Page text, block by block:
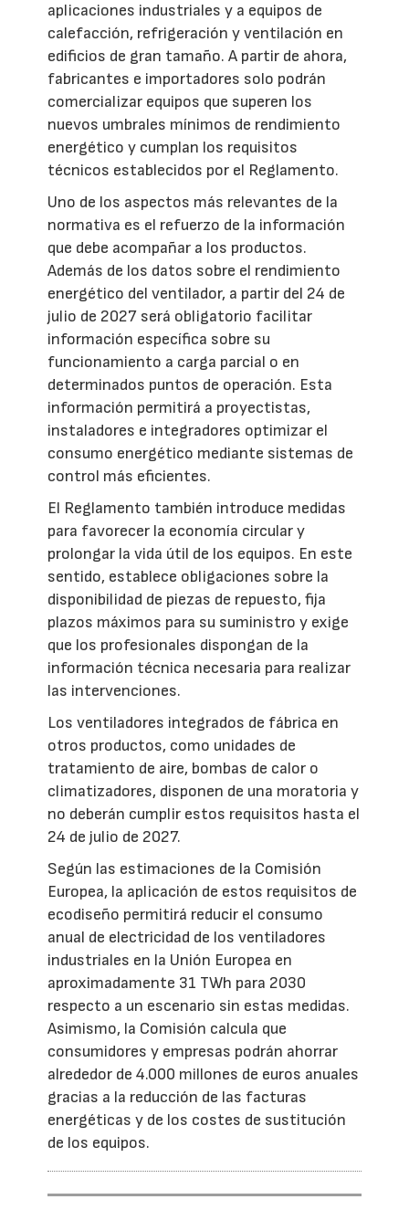
aplicaciones industriales y a equipos de
calefacción, refrigeración y ventilación en
edificios de gran tamaño. A partir de ahora,
fabricantes e importadores solo podrán
comercializar equipos que superen los
nuevos umbrales mínimos de rendimiento
energético y cumplan los requisitos
técnicos establecidos por el Reglamento.
Uno de los aspectos más relevantes de la
normativa es el refuerzo de la información
que debe acompañar a los productos.
Además de los datos sobre el rendimiento
energético del ventilador, a partir del 24 de
julio de 2027 será obligatorio facilitar
información específica sobre su
funcionamiento a carga parcial o en
determinados puntos de operación. Esta
información permitirá a proyectistas,
instaladores e integradores optimizar el
consumo energético mediante sistemas de
control más eficientes.
El Reglamento también introduce medidas
para favorecer la economía circular y
prolongar la vida útil de los equipos. En este
sentido, establece obligaciones sobre la
disponibilidad de piezas de repuesto, fija
plazos máximos para su suministro y exige
que los profesionales dispongan de la
información técnica necesaria para realizar
las intervenciones.
Los ventiladores integrados de fábrica en
otros productos, como unidades de
tratamiento de aire, bombas de calor o
climatizadores, disponen de una moratoria y
no deberán cumplir estos requisitos hasta el
24 de julio de 2027.
Según las estimaciones de la Comisión
Europea, la aplicación de estos requisitos de
ecodiseño permitirá reducir el consumo
anual de electricidad de los ventiladores
industriales en la Unión Europea en
aproximadamente 31 TWh para 2030
respecto a un escenario sin estas medidas.
Asimismo, la Comisión calcula que
consumidores y empresas podrán ahorrar
alrededor de 4.000 millones de euros anuales
gracias a la reducción de las facturas
energéticas y de los costes de sustitución
de los equipos.